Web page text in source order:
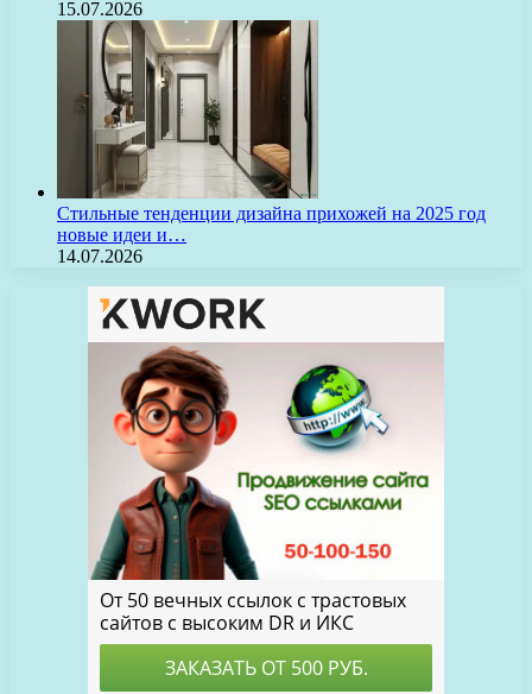
15.07.2026
Стильные тенденции дизайна прихожей на 2025 год
новые идеи и…
14.07.2026